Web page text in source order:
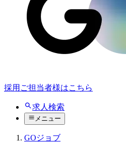
採用ご担当者様はこちら
求人検索
メニュー
GOジョブ